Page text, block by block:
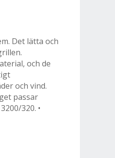
Det lätta och
och de
och vind.
passar
320. •